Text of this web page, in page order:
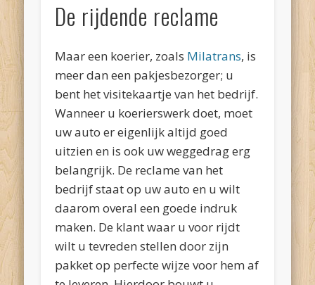
De rijdende reclame
Maar een koerier, zoals Milatrans, is
meer dan een pakjesbezorger; u
bent het visitekaartje van het bedrijf.
Wanneer u koerierswerk doet, moet
uw auto er eigenlijk altijd goed
uitzien en is ook uw weggedrag erg
belangrijk. De reclame van het
bedrijf staat op uw auto en u wilt
daarom overal een goede indruk
maken. De klant waar u voor rijdt
wilt u tevreden stellen door zijn
pakket op perfecte wijze voor hem af